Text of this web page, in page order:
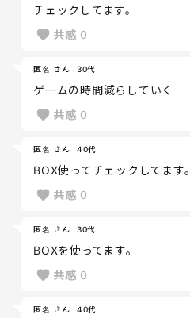
チェックしてます。
共感 0
匿名 さん 30代
ゲームの時間減らしていく
共感 0
匿名 さん 40代
BOX使ってチェックしてます。
共感 0
匿名 さん 30代
BOXを使ってます。
共感 0
匿名 さん 40代